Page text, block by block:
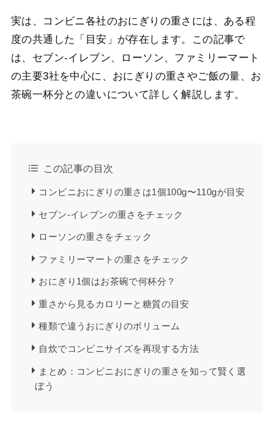
実は、コンビニ各社のおにぎりの重さには、ある程
度の共通した「目安」が存在します。この記事で
は、セブン-イレブン、ローソン、ファミリーマート
の主要3社を中心に、おにぎりの重さやご飯の量、お
茶碗一杯分との違いについて詳しく解説します。
この記事の目次
コンビニおにぎりの重さは1個100g〜110gが目安
セブン-イレブンの重さをチェック
ローソンの重さをチェック
ファミリーマートの重さをチェック
おにぎり1個はお茶碗で何杯分？
重さから見るカロリーと糖質の目安
種類で違うおにぎりのボリューム
自炊でコンビニサイズを再現する方法
まとめ：コンビニおにぎりの重さを知って賢く選
ぼう